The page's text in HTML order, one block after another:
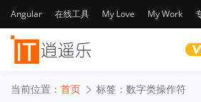
Angular 在线工具 My Love My Work
当前位置： 首页 标签：数字类操作符